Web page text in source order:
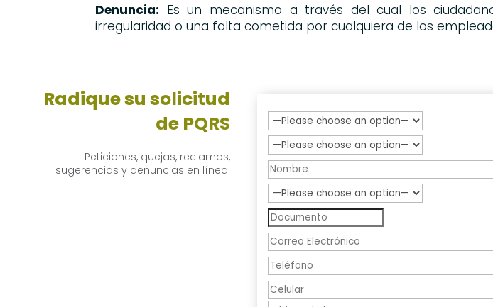
Denuncia: Es un mecanismo a través del cual los
irregularidad o una falta cometida por cualquiera de los
Radique su solicitud
de PQRS
Peticiones, quejas, reclamos,
sugerencias y denuncias en línea.